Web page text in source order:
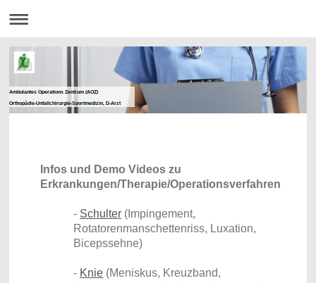
Ambulantes Operations Zentrum (AOZ)
Orthopädie-Unfallchirurgie-Sportmedizin, D-Arzt
Infos und Demo Videos zu
Erkrankungen/Therapie/Operationsverfahren
- Schulter (Impingement,
Rotatorenmanschettenriss, Luxation,
Bicepssehne)
- Knie (Meniskus, Kreuzband,